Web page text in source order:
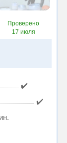
Проверено
17 июля
✔️
✔️